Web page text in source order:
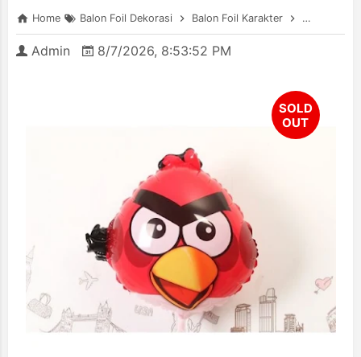
Home Balon Foil Dekorasi Balon Foil Karakter Balon Gas
Admin 8/7/2026, 8:53:52 PM